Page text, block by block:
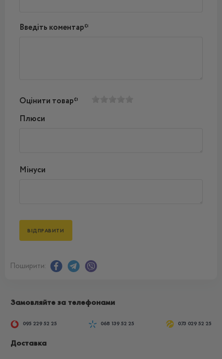
Введіть коментар*
Оцінити товар*
Плюси
Мінуси
Поширити:
Замовляйте за телефонами
095 229 52 25 068 139 52 25 073 029 52 25
Доставка